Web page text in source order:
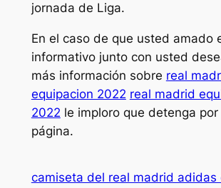
jornada de Liga.
En el caso de que usted amado
informativo junto con usted
más información sobre real
equipacion 2022 real madrid
2022 le imploro que detenga
página.
camiseta del real madrid adidas